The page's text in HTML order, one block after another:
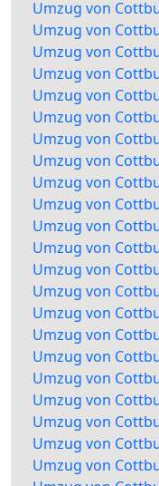
Umzug von
Umzug von
Umzug von
Umzug von
Umzug von
Umzug von
Umzug von
Umzug von
Umzug von
Umzug von
Umzug von
Umzug von
Umzug von
Umzug von
Umzug von
Umzug von
Umzug von
Umzug von
Umzug von
Umzug von
Umzug von
Umzug von